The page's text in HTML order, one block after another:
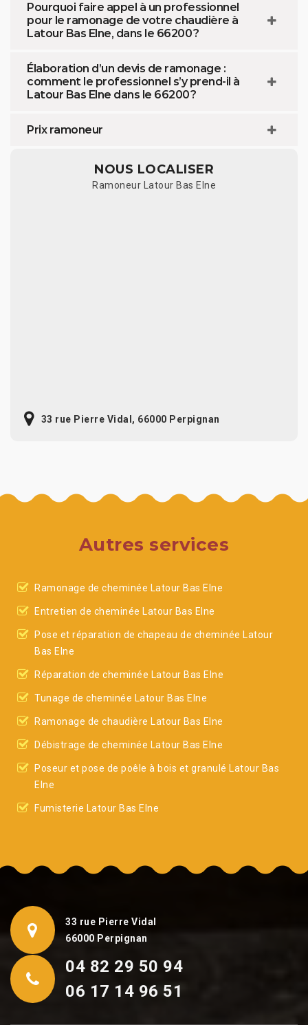
Pourquoi faire appel à un professionnel
pour le ramonage de votre chaudière à
Latour Bas Elne, dans le 66200 ?
Élaboration d’un devis de ramonage :
comment le professionnel s’y prend-il à
Latour Bas Elne dans le 66200 ?
Prix ramoneur
NOUS LOCALISER
Ramoneur Latour Bas Elne
33 rue Pierre Vidal, 66000 Perpignan
Autres services
Ramonage de cheminée Latour Bas Elne
Entretien de cheminée Latour Bas Elne
Pose et réparation de chapeau de cheminée Latour
Bas Elne
Réparation de cheminée Latour Bas Elne
Tunage de cheminée Latour Bas Elne
Ramonage de chaudière Latour Bas Elne
Débistrage de cheminée Latour Bas Elne
Poseur et pose de poêle à bois et granulé Latour Bas
Elne
Fumisterie Latour Bas Elne
33 rue Pierre Vidal
66000 Perpignan
04 82 29 50 94
06 17 14 96 51